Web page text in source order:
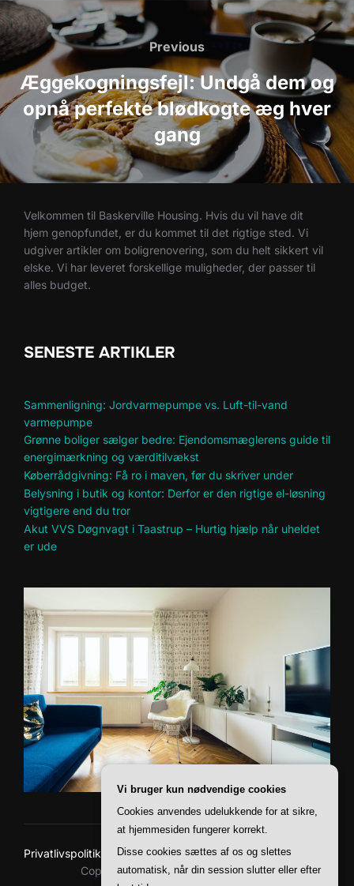
Indlægsnavigation
Previous
Previous
Æggekogningsfejl: Undgå dem og
opnå perfekte blødkogte æg hver
gang
Velkommen til Baskerville Housing. Hvis du vil have dit
hjem genopfundet, er du kommet til det rigtige sted. Vi
udgiver artikler om boligrenovering, som du helt sikkert vil
elske. Vi har leveret forskellige muligheder, der passer til
alles budget.
SENESTE ARTIKLER
Sammenligning: Jordvarmepumpe vs. Luft-til-vand
varmepumpe
Grønne boliger sælger bedre: Ejendomsmæglerens guide til
energimærkning og værditilvækst
Køberrådgivning: Få ro i maven, før du skriver under
Belysning i butik og kontor: Derfor er den rigtige el-løsning
vigtigere end du tror
Akut VVS Døgnvagt i Taastrup – Hurtig hjælp når uheldet
er ude
Privatlivspolitik
Copyright © 2026 Baskerville Boliger
Vi bruger kun nødvendige cookies
Cookies anvendes udelukkende for at sikre,
at hjemmesiden fungerer korrekt.
Disse cookies sættes af os og slettes
automatisk, når din session slutter eller efter